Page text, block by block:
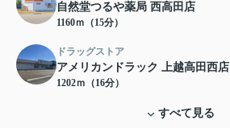
自然堂つるや薬局 西高田店
1160ｍ（15分）
ドラッグストア
アメリカンドラック 上越高田西店
1202ｍ（16分）
すべて見る